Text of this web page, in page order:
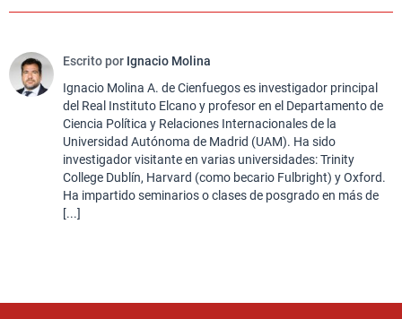
Escrito por Ignacio Molina
Ignacio Molina A. de Cienfuegos es investigador principal
del Real Instituto Elcano y profesor en el Departamento de
Ciencia Política y Relaciones Internacionales de la
Universidad Autónoma de Madrid (UAM). Ha sido
investigador visitante en varias universidades: Trinity
College Dublín, Harvard (como becario Fulbright) y Oxford.
Ha impartido seminarios o clases de posgrado en más de
[...]